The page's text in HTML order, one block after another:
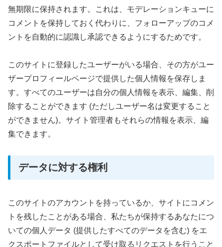
無期限に保持されます。これは、モデレーションキューに
コメントを保持しておく代わりに、フォローアップのコメ
ントを自動的に認識し承認できるようにするためです。
このサイトに登録したユーザーがいる場合、その方がユー
ザープロフィールページで提供した個人情報を保存しま
す。すべてのユーザーは自分の個人情報を表示、編集、削
除することができます (ただしユーザー名は変更すること
ができません)。サイト管理者もそれらの情報を表示、編
集できます。
データに対する権利
このサイトのアカウントを持っているか、サイトにコメン
トを残したことがある場合、私たちが保持するあなたにつ
いての個人データ (提供したすべてのデータを含む) をエ
クスポートファイルとして受け取るリクエストを行うこと